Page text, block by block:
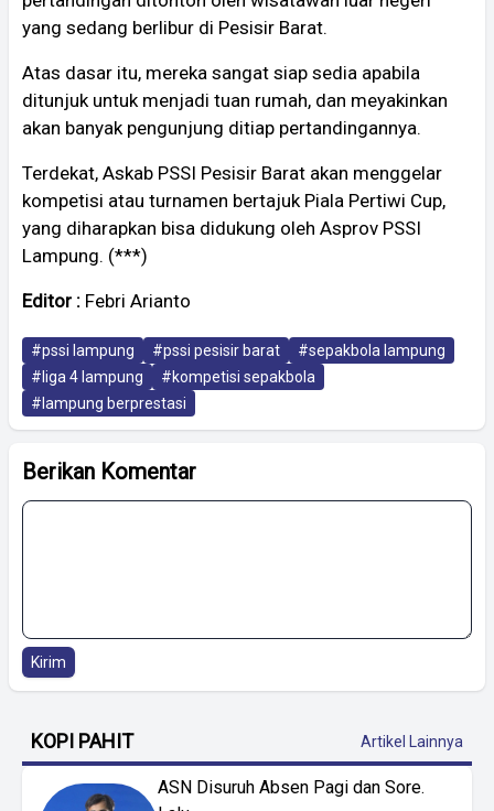
yang sedang berlibur di Pesisir Barat.
Atas dasar itu, mereka sangat siap sedia apabila
ditunjuk untuk menjadi tuan rumah, dan meyakinkan
akan banyak pengunjung ditiap pertandingannya.
Terdekat, Askab PSSI Pesisir Barat akan menggelar
kompetisi atau turnamen bertajuk Piala Pertiwi Cup,
yang diharapkan bisa didukung oleh Asprov PSSI
Lampung. (***)
Editor : Febri Arianto
#pssi lampung #pssi pesisir barat
#sepakbola lampung
#liga 4 lampung
#kompetisi sepakbola
#lampung berprestasi
Berikan Komentar
Kirim
KOPI PAHIT Artikel Lainnya
ASN Disuruh Absen Pagi dan Sore.